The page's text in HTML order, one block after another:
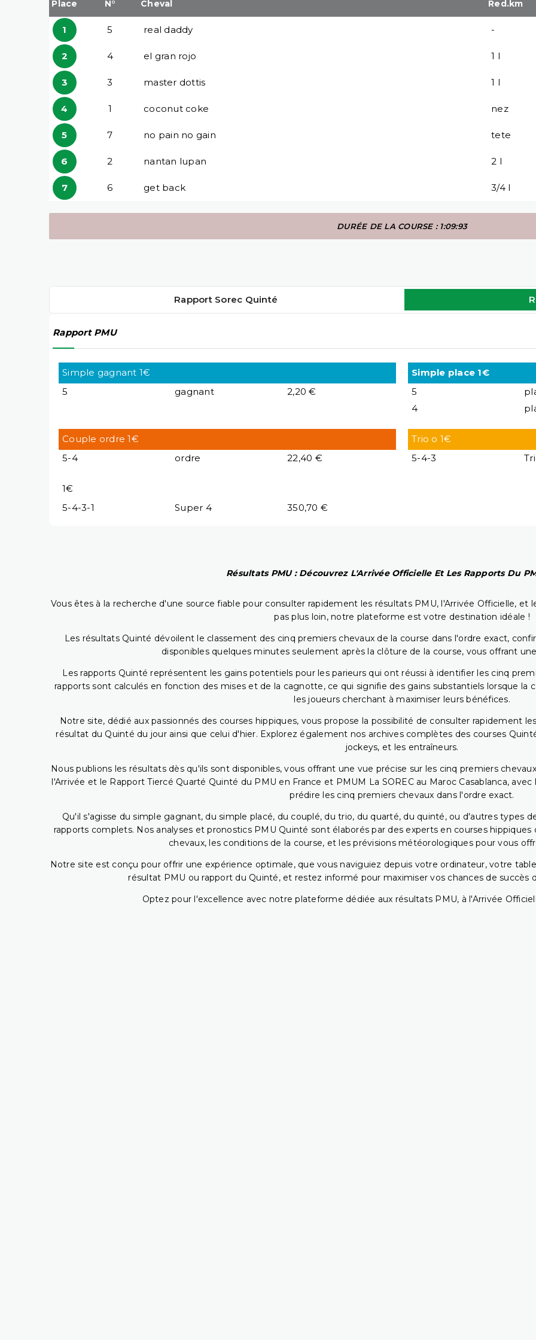
Place N° Cheval Red.km
1 5 real daddy -
2 4 el gran rojo 1 l
3 3 master dottis 1 l
4 1 coconut coke nez
5 7 no pain no gain tete
6 2 nantan lupan 2 l
7 6 get back 3/4 l
DURÉE DE LA COURSE : 1:09:93
Rapport Sorec Quinté
Rapport PMU
Simple gagnant 1€
5
gagnant 2,20 €
Simple place 1€
5
4
Couple ordre 1€
5-4
ordre 22,40 €
Trio o 1€
5-4-3
1€
5-4-3-1
Super 4 350,70 €
Résultats PMU : Découvrez L'Arrivée Officielle Et Les Rapports Du
Vous êtes à la recherche d'une source fiable pour consulter rapidement les résultats PMU, l'Arrivée Officielle, et
pas plus loin, notre plateforme est votre destination idéale !
Les résultats Quinté dévoilent le classement des cinq premiers chevaux de la course dans l'ordre exact,
disponibles quelques minutes seulement après la clôture de la course, vous offrant
Les rapports Quinté représentent les gains potentiels pour les parieurs qui ont réussi à identifier les cinq
rapports sont calculés en fonction des mises et de la cagnotte, ce qui signifie des gains substantiels lorsque
les joueurs cherchant à maximiser leurs bénéfices.
Notre site, dédié aux passionnés des courses hippiques, vous propose la possibilité de consulter rapidement
résultat du Quinté du jour ainsi que celui d'hier. Explorez également nos archives complètes des courses
jockeys, et les entraîneurs.
Nous publions les résultats dès qu'ils sont disponibles, vous offrant une vue précise sur les cinq premiers
l'Arrivée et le Rapport Tiercé Quarté Quinté du PMU en France et PMUM La SOREC au Maroc Casablanca,
prédire les cinq premiers chevaux dans l'ordre exact.
Qu'il s'agisse du simple gagnant, du simple placé, du couplé, du trio, du quarté, du quinté, ou d'autres types
rapports complets. Nos analyses et pronostics PMU Quinté sont élaborés par des experts en courses
chevaux, les conditions de la course, et les prévisions météorologiques pour vous
Notre site est conçu pour offrir une expérience optimale, que vous naviguiez depuis votre ordinateur, votre
résultat PMU ou rapport du Quinté, et restez informé pour maximiser vos chances de succès
Optez pour l'excellence avec notre plateforme dédiée aux résultats PMU, à l'Arrivée